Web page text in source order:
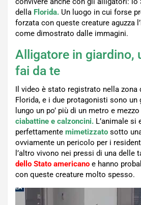
della Florida. Un luogo in cui forse
forzata con queste creature aguzza
come dimostrato dalle immagini.
Alligatore in giardino,
fai da te
Il video è stato registrato nella zona
Florida, e i due protagonisti sono un
lungo un po’ più di un metro e
ciabattine e calzoncini. L’animale si
perfettamente mimetizzato sotto
ovviamente un pericolo per i
l’altro vivono nei pressi di una delle
dello Stato americano e hanno
con queste creature molto spesso.